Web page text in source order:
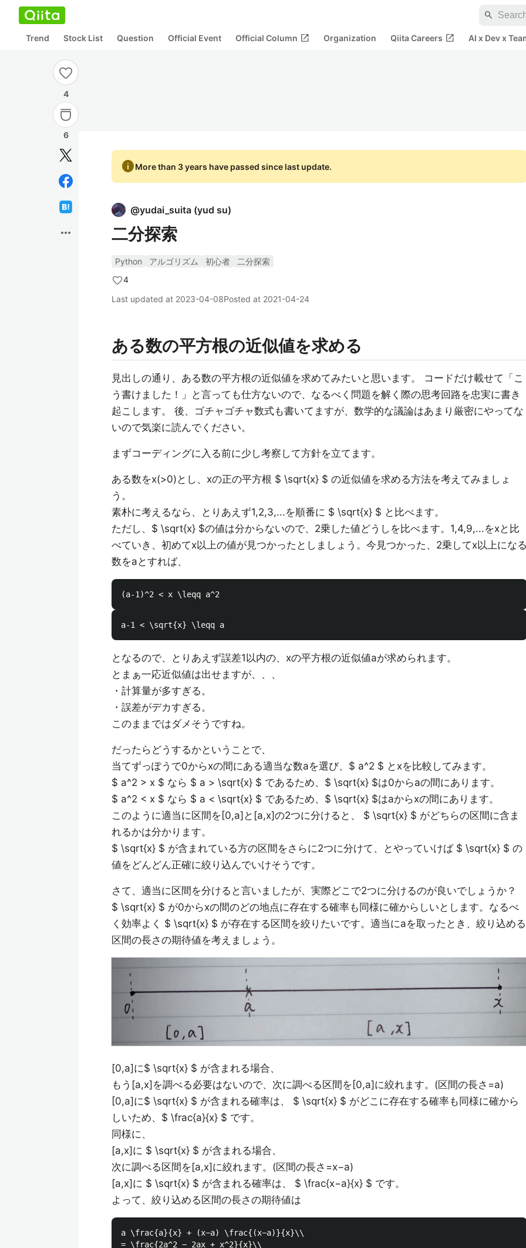
search
Trend Stock List Question Official Event Official Column open_in_new Organization Qiita Careers open_in_new AI x Dev x
4
6
more_horiz
infoMore than 3 years have passed since last update.
@yudai_suita (yud su)
二分探索
Python アルゴリズム 初心者
二分探索
4
Last updated at 2023-04-08Posted at 2021-04-24
ある数の平方根の近似値を求める
見出しの通り、ある数の平方根の近似値を求めてみたいと思います。 コードだけ載せて「こ
う書けました！」と言っても仕方ないので、なるべく問題を解く際の思考回路を忠実に書き
起こします。 後、ゴチャゴチャ数式も書いてますが、数学的な議論はあまり厳密にやってな
いので気楽に読んでください。
まずコーディングに入る前に少し考察して方針を立てます。
ある数をx(>0)とし、xの正の平方根 $ \sqrt{x} $ の近似値を求める方法を考えてみましょ
う。
素朴に考えるなら、とりあえず1,2,3,...を順番に $ \sqrt{x} $ と比べます。
ただし、$ \sqrt{x} $の値は分からないので、2乗した値どうしを比べます。1,4,9,...をxと比
べていき、初めてx以上の値が見つかったとしましょう。今見つかった、2乗してx以上にな
数をaとすれば、
となるので、とりあえず誤差1以内の、xの平方根の近似値aが求められます。
とまぁ一応近似値は出せますが、、、
・計算量が多すぎる。
・誤差がデカすぎる。
このままではダメそうですね。
だったらどうするかということで、
当てずっぽうで0からxの間にある適当な数aを選び、$ a^2 $ とxを比較してみます。
$ a^2 > x $ なら $ a > \sqrt{x} $ であるため、$ \sqrt{x} $は0からaの間にあります。
$ a^2 < x $ なら $ a < \sqrt{x} $ であるため、$ \sqrt{x} $はaからxの間にあります。
このように適当に区間を[0,a]と[a,x]の2つに分けると、 $ \sqrt{x} $ がどちらの区間に含ま
れるかは分かります。
$ \sqrt{x} $ が含まれている方の区間をさらに2つに分けて、とやっていけば $ \sqrt{x} $ の
値をどんどん正確に絞り込んでいけそうです。
さて、適当に区間を分けると言いましたが、実際どこで2つに分けるのが良いでしょうか？
$ \sqrt{x} $ が0からxの間のどの地点に存在する確率も同様に確からしいとします。なるべ
く効率よく $ \sqrt{x} $ が存在する区間を絞りたいです。適当にaを取ったとき、絞り込める
区間の長さの期待値を考えましょう。
[0,a]に$ \sqrt{x} $ が含まれる場合、
もう[a,x]を調べる必要はないので、次に調べる区間を[0,a]に絞れます。(区間の長さ=a)
[0,a]に$ \sqrt{x} $ が含まれる確率は、 $ \sqrt{x} $ がどこに存在する確率も同様に確から
しいため、$ \frac{a}{x} $ です。
同様に、
[a,x]に $ \sqrt{x} $ が含まれる場合、
次に調べる区間を[a,x]に絞れます。(区間の長さ=x−a)
[a,x]に $ \sqrt{x} $ が含まれる確率は、 $ \frac{x−a}{x} $ です。
よって、絞り込める区間の長さの期待値は
a \frac{a}{x} + (x−a) \frac{(x−a)}{x}\\
= \frac{2a^2 − 2ax + x^2}{x}\\